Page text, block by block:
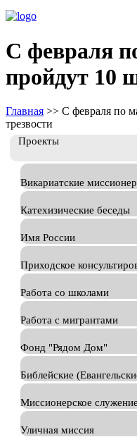
С февраля
пройдут 10
Главная >> С февраля по
трезвости
Проекты
Викариатские
Катехизические беседы
Имя России
Приходское
Работа со школами
Работа с мигрантами
Фонд "Рядом Дом"
Библейские
Миссионерское
Уличная миссия